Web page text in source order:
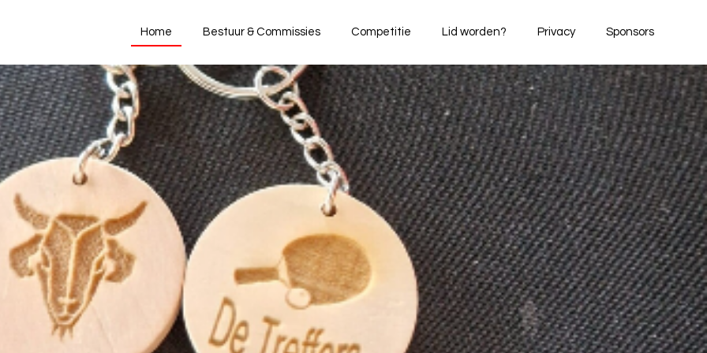
Home Bestuur & Commissies Competitie Lid worden? Privacy Sponsors